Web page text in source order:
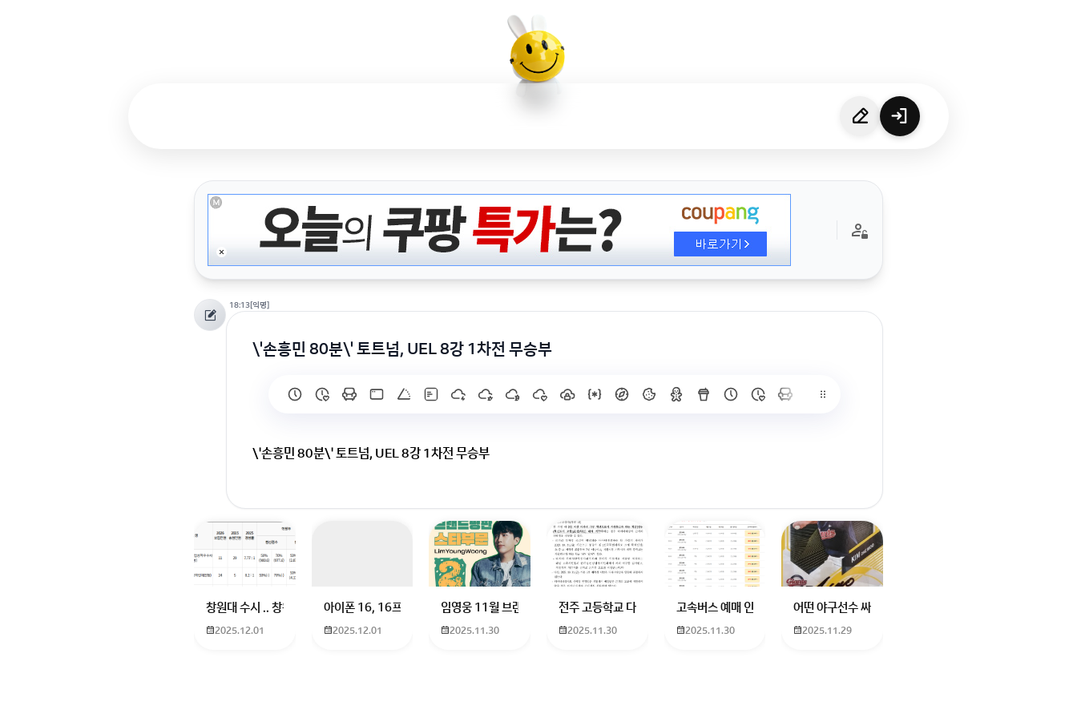
18:13[익명]
\'손흥민 80분\' 토트넘, UEL 8강 1차전 무승부
\'손흥민 80분\' 토트넘, UEL 8강 1차전 무승부
창원대 수시 .. 창원대를 목표로 하고 있는 09년생입니다 지금 제 내신이 5등급제 기준으로
2025.12.01
아이폰 16, 16프로 케이스 호환 가능한가요? 16을 쓰고 있는데 일반형은 케이스가 많이 없고 프로형은 많아서
2025.12.01
임영웅 11월 브랜드평판 순위 알고싶어요 임영웅 11월 브랜드평판에서 스타부문에서의 임영웅 순위 알고싶어요
2025.11.30
전주 고등학교 다자녀 제가 2027학년도 고등학교 입학생인데요 지망하는 학교가 전주 한일고인데 1. 다자녀
2025.11.30
고속버스 예매 인천공항에서 대전으로 가는 버스를 이용하려하는데 버스 노선이 인천
2025.11.30
어떤 야구선수 싸인일까요? 제가 옛날에 롯데 자이언츠 선수
2025.11.29